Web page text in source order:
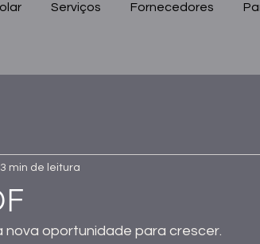
Serviços Fornecedores
3 min de leitura
nova oportunidade para crescer.